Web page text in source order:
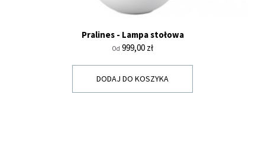
Pralines - Lampa stołowa
Od Cena
999,00 zł
DODAJ DO KOSZYKA